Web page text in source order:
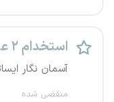
استخدام ۲ عنوان شغلی
آسمان نگار
منقضی شده